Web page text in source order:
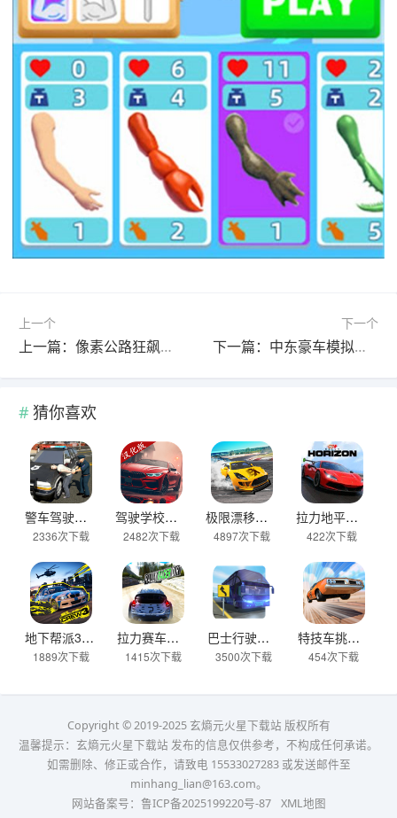
上一个
上一篇：像素公路狂飙官方正版 v1.5.5安卓版
下一个
下一篇：中东豪车模拟器中文版 v4.2.38安卓版
猜你喜欢
警车驾驶模拟器官方正版 v2.6安卓版
2336次下载
驾驶学校模拟汉化版(Driving School sim) v13.4安卓版
2482次下载
极限漂移与氮气赛车手游 v0.0.45安卓版
4897次下载
拉力地平线汉化版 v2.5.10安卓版
422次下载
地下帮派3 v2.2安卓版
1889次下载
拉力赛车越野官方版 v2.6.7安卓版
1415次下载
巴士行驶模拟器官方版 v5.06.0安卓版
3500次下载
特技车挑战赛3官方版(StuntCar3) v4.07安卓版
454次下载
Copyright © 2019-2025 玄熵元火星下载站 版权所有
温馨提示：玄熵元火星下载站 发布的信息仅供参考，不构成任何承诺。
如需删除、修正或合作，请致电 15533027283 或发送邮件至
minhang_lian@163.com。
网站备案号： 鲁ICP备2025199220号-87 XML地图